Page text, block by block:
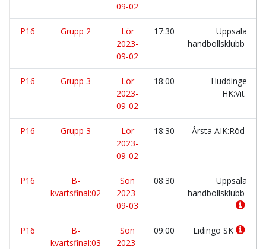
09-02
P16 Grupp 2
Lör
2023-
09-02
17:30
Uppsala
handbollsklubb
P16 Grupp 3
Lör
2023-
09-02
18:00
Huddinge
HK:Vit
P16 Grupp 3
Lör
2023-
09-02
18:30 Årsta AIK:Röd
P16
B-
kvartsfinal:02
Sön
2023-
09-03
08:30
Uppsala
handbollsklubb
P16
B-
kvartsfinal:03
Sön
2023-
09:00 Lidingö SK